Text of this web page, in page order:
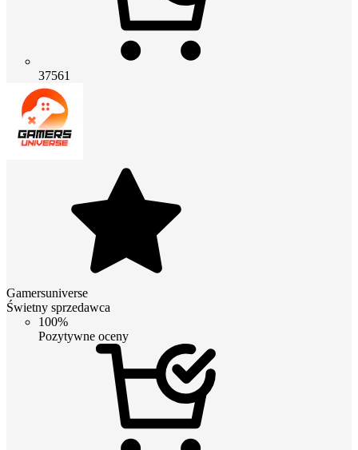
37561
Gamersuniverse
Świetny sprzedawca
100%
Pozytywne oceny